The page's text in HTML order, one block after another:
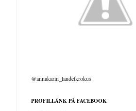
@annakarin_landetkrokus
PROFILLÄNK PÅ FACEBOOK